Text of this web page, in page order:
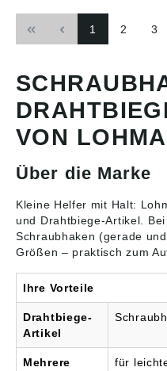
1 2 3
VON
Über die Marke
Kleine Helfer mit Halt:
und Drahtbiege-Artikel .
Schraubhaken (gerade
Größen – praktisch zum
Ihre Vorteile
Drahtbiege-
Artikel
Mehrere
für